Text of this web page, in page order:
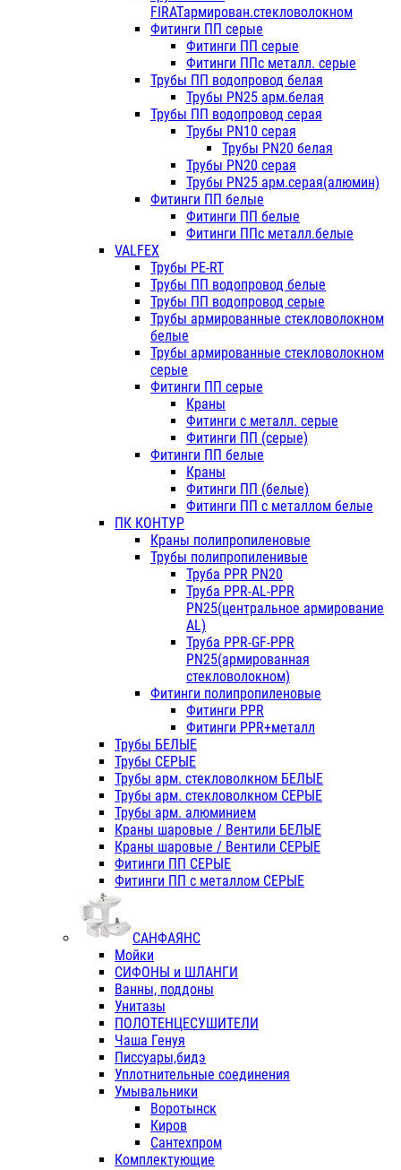
FIRATармирован.стекловолокном
Фитинги ПП серые
Фитинги ПП серые
Фитинги ППс металл. серые
Трубы ПП водопровод белая
Трубы PN25 арм.белая
Трубы ПП водопровод серая
Трубы PN10 серая
Трубы PN20 белая
Трубы PN20 серая
Трубы PN25 арм.серая(алюмин)
Фитинги ПП белые
Фитинги ПП белые
Фитинги ППс металл.белые
VALFEX
Трубы PE-RT
Трубы ПП водопровод белые
Трубы ПП водопровод серые
Трубы армированные стекловолокном
белые
Трубы армированные стекловолокном
серые
Фитинги ПП серые
Краны
Фитинги с металл. серые
Фитинги ПП (серые)
Фитинги ПП белые
Краны
Фитинги ПП (белые)
Фитинги ПП с металлом белые
ПК КОНТУР
Краны полипропиленовые
Трубы полипропиленивые
Труба PPR PN20
Труба PPR-AL-PPR
PN25(центральное армирование
AL)
Труба PPR-GF-PPR
PN25(армированная
стекловолокном)
Фитинги полипропиленовые
Фитинги PPR
Фитинги PPR+металл
Трубы БЕЛЫЕ
Трубы СЕРЫЕ
Трубы арм. стекловолкном БЕЛЫЕ
Трубы арм. стекловолкном СЕРЫЕ
Трубы арм. алюминием
Краны шаровые / Вентили БЕЛЫЕ
Краны шаровые / Вентили СЕРЫЕ
Фитинги ПП СЕРЫЕ
Фитинги ПП с металлом СЕРЫЕ
САНФАЯНС
Мойки
СИФОНЫ и ШЛАНГИ
Ванны, поддоны
Унитазы
ПОЛОТЕНЦЕСУШИТЕЛИ
Чаша Генуя
Писсуары,бидэ
Уплотнительные соединения
Умывальники
Воротынск
Киров
Сантехпром
Комплектующие